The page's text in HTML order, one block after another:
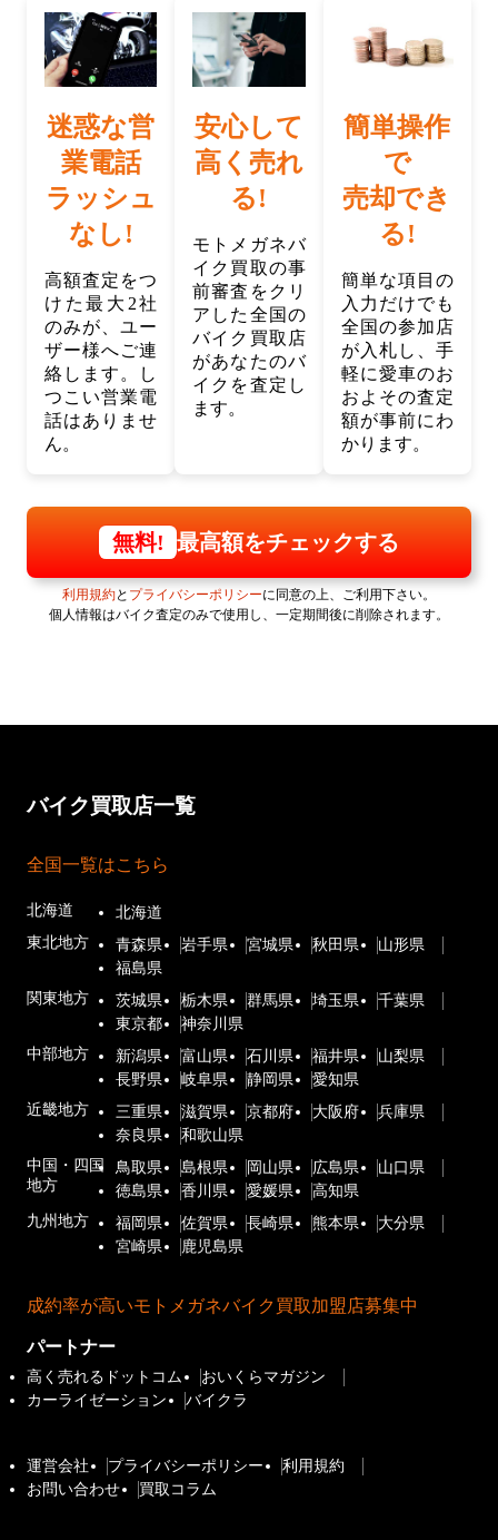
迷惑な営
業電話
ラッシュ
なし!
高額査定をつ
けた最大2社
のみが、ユー
ザー様へご連
絡します。し
つこい営業電
話はありませ
ん。
安心して
高く売れ
る!
モトメガネバ
イク買取の事
前審査をクリ
アした全国の
バイク買取店
があなたのバ
イクを査定し
ます。
簡単操作
で
売却でき
る!
簡単な項目の
入力だけでも
全国の参加店
が入札し、手
軽に愛車のお
およその査定
額が事前にわ
かります。
無料! 最高額をチェックする
利用規約と プライバシーポリシーに同意の上、ご利用下さい。
個人情報はバイク査定のみで使用し、一定期間後に削除されます。
バイク買取店一覧
全国一覧はこちら
北海道
北海道
東北地方
青森県 岩手県 宮城県 秋田県
山形県
福島県
関東地方
茨城県 栃木県 群馬県 埼玉県
千葉県
東京都
神奈川県
中部地方
新潟県 富山県 石川県 福井県
山梨県
長野県
岐阜県 静岡県
愛知県
近畿地方
三重県 滋賀県 京都府 大阪府
兵庫県
奈良県
和歌山県
中国・四国
地方
鳥取県 島根県 岡山県 広島県
山口県
徳島県
香川県 愛媛県
高知県
九州地方
福岡県 佐賀県 長崎県 熊本県
大分県
宮崎県
鹿児島県
成約率が高いモトメガネバイク買取加盟店募集中
パートナー
高く売れるドットコム
おいくらマガジン
カーライゼーション
バイクラ
運営会社 プライバシーポリシー
利用規約
お問い合わせ
買取コラム